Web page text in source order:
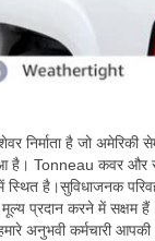
है जो अमेरिकी
हुआ है। Tonneau कवर
स्थित है।सुविधाजनक
प्रदान करने में
अनुभवी कर्मचारी